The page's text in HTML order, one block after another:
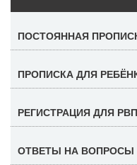
ПОСТОЯННАЯ
ПРОПИСКА ДЛЯ
РЕГИСТРАЦИЯ ДЛЯ РВП
ОТВЕТЫ НА ВОПРОСЫ